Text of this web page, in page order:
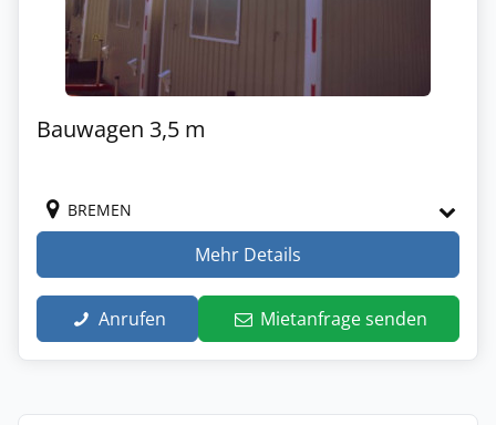
Bauwagen 3,5 m
BREMEN
Mehr Details
Anrufen Mietanfrage senden